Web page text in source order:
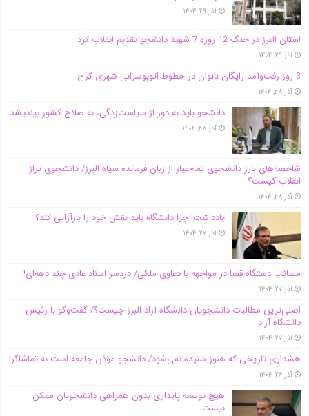
آذر ۲۹, ۱۴۰۴
استان البرز در جنگ 12 روزه 7 شهید دانشجو تقدیم انقلاب کرد
آذر ۲۹, ۱۴۰۴
3 روز رفت‌وآمد رایگان بانوان در خطوط اتوبوسرانی شهری کرج
آذر ۲۸, ۱۴۰۴
دانشجو باید به دور از سیاست‌زدگی، به صلاح کشور بیندیشد
آذر ۲۸, ۱۴۰۴
شاخصه‌های بارز دانشجوی تمام‌عیار از زبان فرمانده سپاه البرز/ دانشجوی تراز
انقلاب کیست؟
آذر ۲۸, ۱۴۰۴
یادداشت| چرا دانشگاه باید نقش خود را بازآرایی کند؟
آذر ۲۷, ۱۴۰۴
مصائب دستگاه قضا در مواجهه با دعاوی ملکی/ دردسر اسناد عادی چند‌ دهه‌ای!
آذر ۲۷, ۱۴۰۴
اصلی‌ترین مطالبات دانشجویان دانشگاه آزاد البرز چیست؟/ گفت‌وگو با رئیس
دانشگاه آز‌اد
آذر ۲۷, ۱۴۰۴
هشداری تاریخی که هنوز شنیده نمی‌شود/ دانشجو مؤذن جامعه است نه تماشاگر!
آذر ۲۶, ۱۴۰۴
هیچ توسعه پایداری بدون همراهی دانشجویان ممکن
نیست